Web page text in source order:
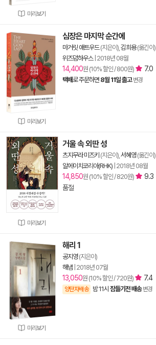
미리보기
미리보기
심장은 마지막 순간에
마거릿 애트우드(지은이), 김희용(옮긴이)
위즈덤하우스| 2018년 08월
14,400원 (10% 할인 / 800원) 7.0
택배로 주문하면 8월 11일 출고 변경
미리보기
거울 속 외딴 성
츠지무라 미즈키 (지은이), 서혜영(옮긴이)
알에이치코리아(RHK) 2018년 08월
14,850원 (10% 할인 / 820원)
9.3
품절
미리보기
해리 1
공지영(지은이)
해냄 2018년 07월
13,050원 (10% 할인 / 720원) 7.4
양탄자배송 밤 11시 잠들기전 배송 변경